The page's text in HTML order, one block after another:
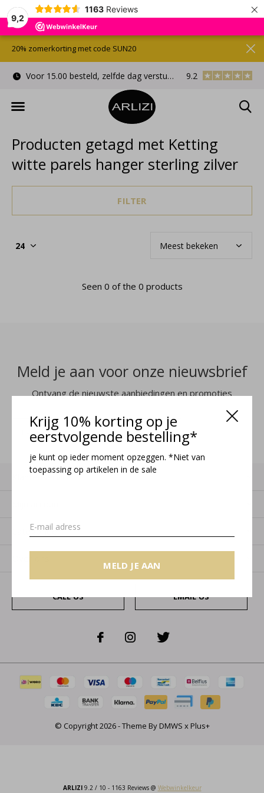
9,2
1163 Reviews ×
Krijg 10% korting op je
eerstvolgende bestelling*
je kunt op ieder moment opzeggen. *Niet van
toepassing op artikelen in de sale
MELD JE AAN
Voor 15.00 besteld, zelfde dag verstuurd Gratis
9.2
20% zomerkorting met code SUN20
Producten getagd met Ketting
witte parels hanger sterling zilver
FILTER
Seen 0 of the 0 products
Meld je aan voor onze nieuwsbrief
Ontvang de nieuwste aanbiedingen en promoties
MELD JE AAN
Klantenservice
Categorieën
CALL US EMAIL US
© Copyright2026- Theme ByDMWS xPlus+
ARLIZI9.2/ 10 - 1163 Reviews @ Webwinkelkeur